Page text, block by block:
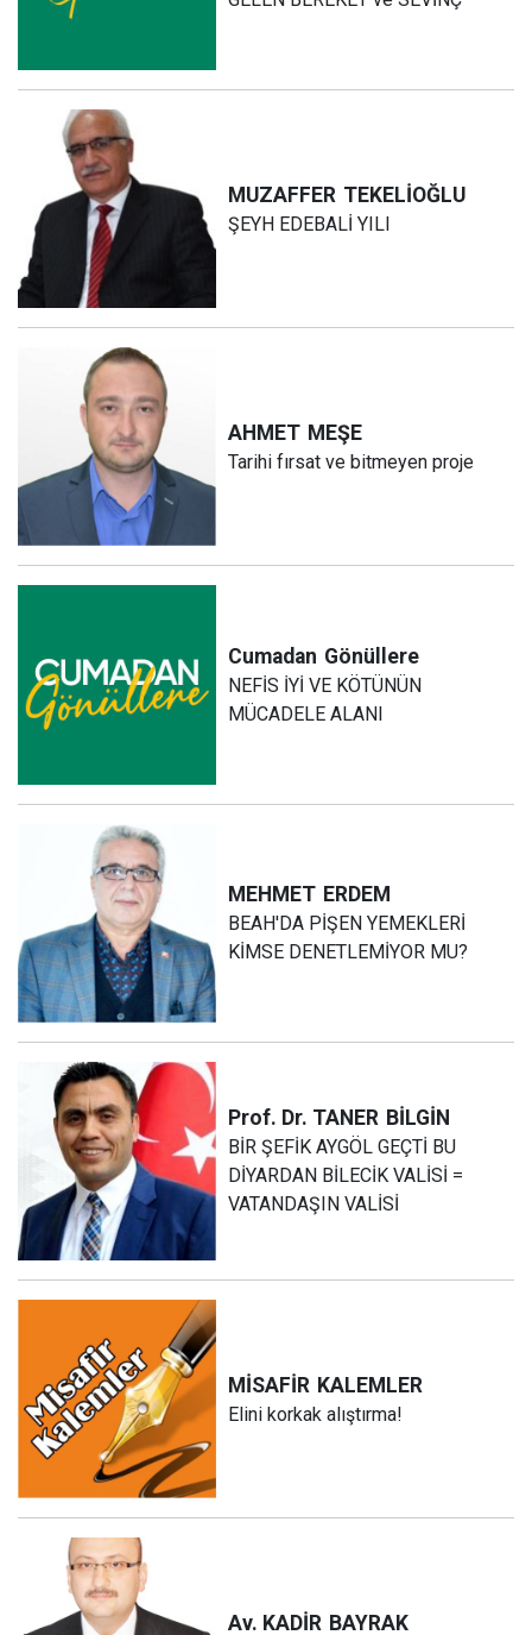
MUZAFFER TEKELİOĞLU
ŞEYH EDEBALİ YILI
AHMET MEŞE
Tarihi fırsat ve bitmeyen proje
Cumadan Gönüllere
NEFİS İYİ VE KÖTÜNÜN
MÜCADELE ALANI
MEHMET ERDEM
BEAH'DA PİŞEN YEMEKLERİ
KİMSE DENETLEMİYOR MU?
Prof. Dr. TANER BİLGİN
BİR ŞEFİK AYGÖL GEÇTİ BU
DİYARDAN BİLECİK VALİSİ =
VATANDAŞIN VALİSİ
MİSAFİR KALEMLER
Elini korkak alıştırma!
Av. KADİR BAYRAK